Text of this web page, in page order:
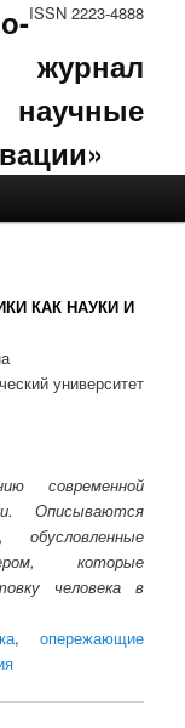
ISSN 2223-4888
КАК НАУКИ И
университет
современной
Описываются
обусловленные
которые
человека в
, опережающие